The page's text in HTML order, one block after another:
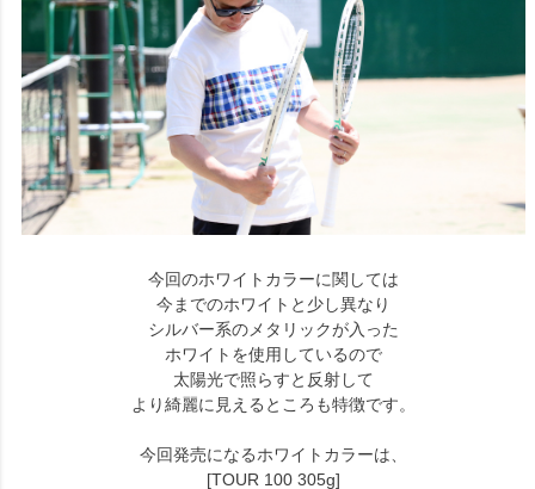
今回のホワイトカラーに関しては
今までのホワイトと少し異なり
シルバー系のメタリックが入った
ホワイトを使用しているので
太陽光で照らすと反射して
より綺麗に見えるところも特徴です。
今回発売になるホワイトカラーは、
[TOUR 100 305g]